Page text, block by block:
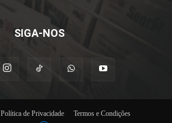
SIGA-NOS
Política de Privacidade
Termos e Condições